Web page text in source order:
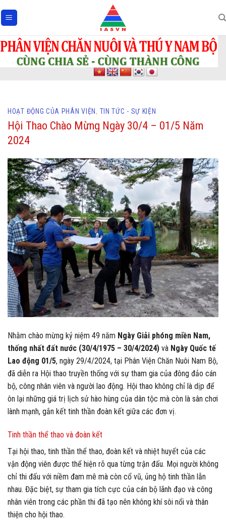
to
HOẠT ĐỘNG CỦA PHÂN VIỆN, TIN TỨC - SỰ KIỆN
Hội Thao Chào Mừng Ngày 30/4 – 01/5 Năm
2024
Nhằm chào mừng kỷ niệm 49 năm Ngày Giải phóng miền Nam,
thống nhất đất nước (30/4/1975 – 30/4/2024) và Ngày Quốc tế
Lao động 01/5, ngày 29/4/2024, tại Phân Viện Chăn Nuôi Nam Bộ,
đã diễn ra Hội thao truyền thống với sự tham gia của đông đảo cán
bộ, công nhân viên và người lao động. Hội thao không chỉ là dịp để
ôn lại những giá trị lịch sử hào hùng của dân tộc mà còn là sân chơi
lành mạnh, gắn kết tinh thần đoàn kết giữa các đơn vị.
Tinh thần thể thao và đoàn kết
Tại hội thao, tinh thần thể thao, đoàn kết và nhiệt huyết của các
vận động viên được thể hiện rõ qua từng trận đấu. Mọi người không
chỉ thi đấu với niềm đam mê mà còn cổ vũ, ủng hộ tinh thần lẫn
nhau. Đặc biệt, sự tham gia tích cực của cán bộ lãnh đạo và công
nhân viên trong các phần thi đã tạo nên không khí sôi nổi và thân
thiện cho hội thao.